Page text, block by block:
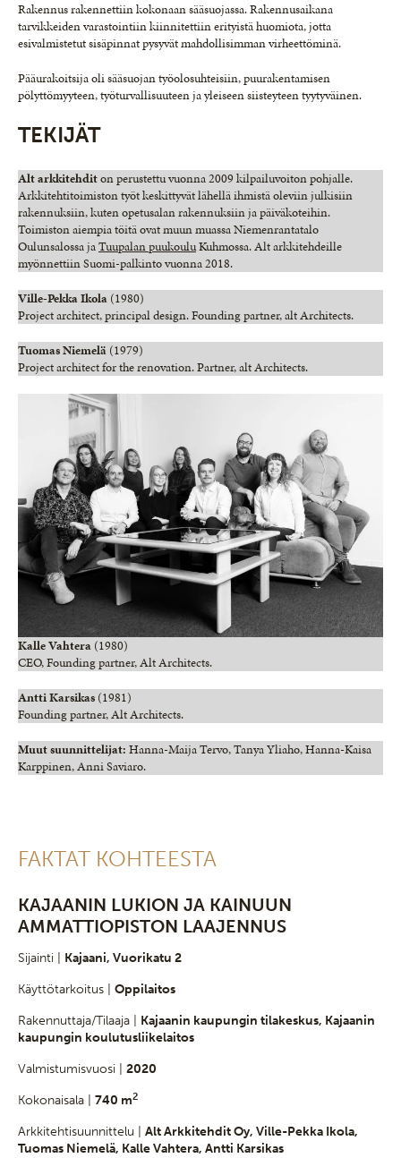
Rakennus rakennettiin kokonaan sääsuojassa. Rakennusaikana
tarvikkeiden varastointiin kiinnitettiin erityistä huomiota, jotta
esivalmistetut sisäpinnat pysyvät mahdollisimman virheettöminä.
Pääurakoitsija oli sääsuojan työolosuhteisiin, puurakentamisen
pölyttömyyteen, työturvallisuuteen ja yleiseen siisteyteen tyytyväinen.
TEKIJÄT
Alt arkkitehditon perustettu vuonna 2009 kilpailuvoiton pohjalle.
Arkkitehtitoimiston työt keskittyvät lähellä ihmistä oleviin julkisiin
rakennuksiin, kuten opetusalan rakennuksiin ja päiväkoteihin.
Toimiston aiempia töitä ovat muun muassa Niemenrantatalo
Oulunsalossa jaTuupalan puukouluKuhmossa. Alt arkkitehdeille
myönnettiin Suomi-palkinto vuonna 2018.
Ville-Pekka Ikola (1980)
Project architect, principal design. Founding partner, alt Architects.
Tuomas Niemelä (1979)
Project architect for the renovation. Partner, alt Architects.
Kalle Vahtera (1980)
CEO, Founding partner, Alt Architects.
Antti Karsikas (1981)
Founding partner, Alt Architects.
Muut suunnittelijat: Hanna-Maija Tervo, Tanya Yliaho, Hanna-Kaisa
Karppinen, Anni Saviaro.
FAKTAT KOHTEESTA
KAJAANIN LUKION JA KAINUUN
AMMATTIOPISTON LAAJENNUS
Sijainti | Kajaani, Vuorikatu 2
Käyttötarkoitus | Oppilaitos
Rakennuttaja/Tilaaja | Kajaanin kaupungin tilakeskus, Kajaanin
kaupungin koulutusliikelaitos
Valmistumisvuosi | 2020
Kokonaisala | 740 m2
Arkkitehtisuunnittelu | Alt Arkkitehdit Oy, Ville-Pekka Ikola,
Tuomas Niemelä, Kalle Vahtera, Antti Karsikas